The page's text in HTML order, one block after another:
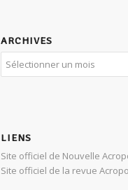
ARCHIVES
LIENS
Site officiel de Nouvelle
Site officiel de la revue